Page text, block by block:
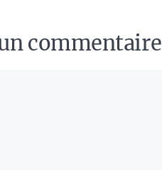
commentaire